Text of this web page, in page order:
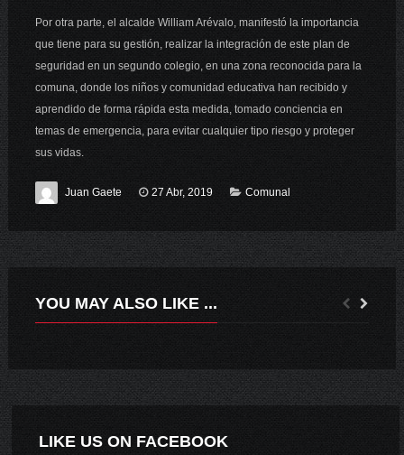
Por otra parte, el alcalde William Arévalo, manifestó la importancia
que tiene para su gestión, realizar la integración de este plan de
seguridad en un segundo colegio, en una zona reconocida para la
comuna, donde los niños y comunidad educativa han recibido y
aprendido de forma rápida esta medida, tomado conciencia en
temas de emergencia, para evitar cualquier tipo riesgo y proteger
sus vidas.
Juan Gaete 27 Abr, 2019 Comunal
YOU MAY ALSO LIKE ...
LIKE US ON FACEBOOK